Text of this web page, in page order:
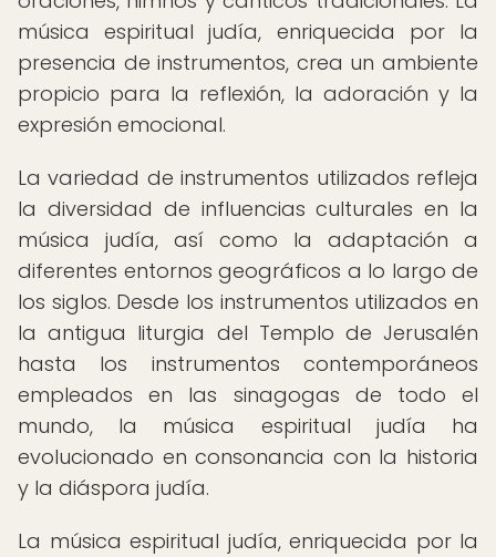
música espiritual judía, enriquecida por la
presencia de instrumentos, crea un ambiente
propicio para la reflexión, la adoración y la
expresión emocional.
La variedad de instrumentos utilizados refleja
la diversidad de influencias culturales en la
música judía, así como la adaptación a
diferentes entornos geográficos a lo largo de
los siglos. Desde los instrumentos utilizados en
la antigua liturgia del Templo de Jerusalén
hasta los instrumentos contemporáneos
empleados en las sinagogas de todo el
mundo, la música espiritual judía ha
evolucionado en consonancia con la historia
y la diáspora judía.
La música espiritual judía, enriquecida por la